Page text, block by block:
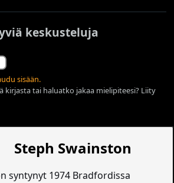
keskusteluja
sisään.
kirjasta tai haluatko jakaa mielipiteesi? Liity
Steph Swainston
syntynyt 1974 Bradfordissa